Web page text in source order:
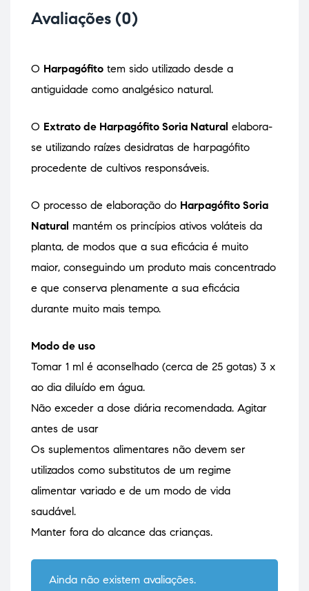
Avaliações (0)
O Harpagófito tem sido utilizado desde a
antiguidade como analgésico natural.
O Extrato de Harpagófito Soria Natural elabora-
se utilizando raízes desidratas de harpagófito
procedente de cultivos responsáveis.
O processo de elaboração do Harpagófito Soria
Natural mantém os princípios ativos voláteis da
planta, de modos que a sua eficácia é muito
maior, conseguindo um produto mais concentrado
e que conserva plenamente a sua eficácia
durante muito mais tempo.
Modo de uso
Tomar 1 ml é aconselhado (cerca de 25 gotas) 3 x
ao dia diluído em água.
Não exceder a dose diária recomendada. Agitar
antes de usar
Os suplementos alimentares não devem ser
utilizados como substitutos de um regime
alimentar variado e de um modo de vida
saudável.
Manter fora do alcance das crianças.
Ainda não existem avaliações.